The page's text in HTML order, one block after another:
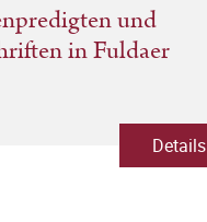
und
in Fuldaer
Details